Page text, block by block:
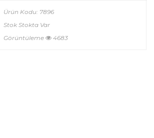
Ürün Kodu: 7896
StokStokta Var
Görüntüleme
4683